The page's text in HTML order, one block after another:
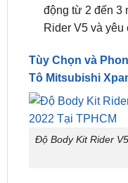
động từ 2 đến 3
Rider V5 và yêu
Tùy Chọn và
Tô Mitsubishi
Độ Body Kit Rider